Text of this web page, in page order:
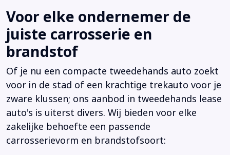
Voor elke ondernemer de
juiste carrosserie en
brandstof
Of je nu een compacte tweedehands auto zoekt
voor in de stad of een krachtige trekauto voor je
zware klussen; ons aanbod in tweedehands lease
auto's is uiterst divers. Wij bieden voor elke
zakelijke behoefte een passende
carrosserievorm en brandstofsoort: